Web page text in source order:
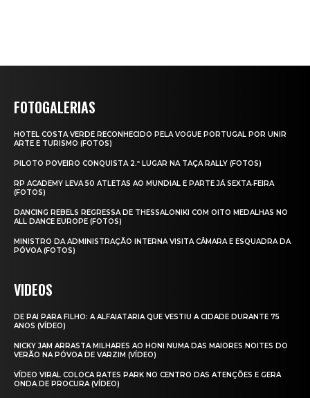
FOTOGALERIAS
HOTEL COSTA VERDE RECONHECIDO PELA VOGUE PORTUGAL POR UNIR
ARTE E TURISMO (FOTOS)
PILOTO POVEIRO CONQUISTA 2.º LUGAR NA TAÇA RALLY (FOTOS)
RP ACADEMY LEVA 50 ATLETAS AO MUNDIAL E PARTE JÁ SEXTA‑FEIRA
(FOTOS)
DANCING REBELS REGRESSA DE THESSALONIKI COM OITO MEDALHAS NO
ALL DANCE EUROPE (FOTOS)
MINISTRO DA ADMINISTRAÇÃO INTERNA VISITA CÂMARA E ESQUADRA DA
PÓVOA (FOTOS)
VIDEOS
DE PAI PARA FILHO: A ALFAIATARIA QUE VESTIU A CIDADE DURANTE 75
ANOS (VÍDEO)
NICKY JAM ARRASTA MILHARES AO HONI NUMA DAS MAIORES NOITES DO
VERÃO NA PÓVOA DE VARZIM (VÍDEO)
VÍDEO VIRAL COLOCA RATES PARK NO CENTRO DAS ATENÇÕES E GERA
ONDA DE PROCURA (VÍDEO)